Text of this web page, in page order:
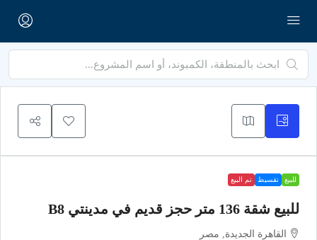
للبيع تقسيط تم البيع
للبيع شقة 136 متر حجز قديم في مدينتي B8
القاهرة الجديدة, مصر